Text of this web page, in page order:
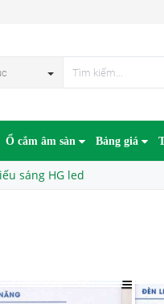
Ổ cắm âm sàn Bảng giá
sáng HG led